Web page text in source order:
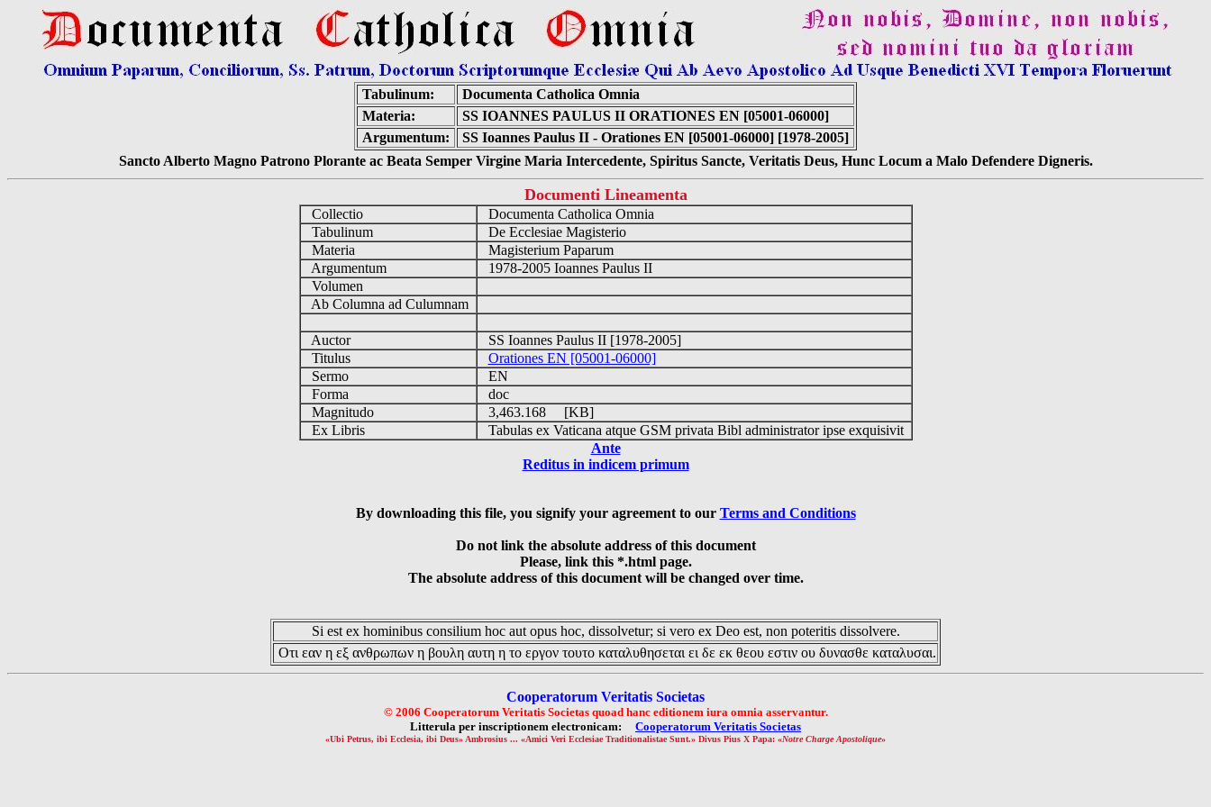
Tabulinum:
Documenta Catholica Omnia
Materia:
SS IOANNES PAULUS II ORATIONES EN [05001-06000]
Argumentum:
SS Ioannes Paulus II - Orationes EN [05001-06000] [1978-2005]
Sancto Alberto Magno Patrono Plorante ac Beata Semper Virgine Maria Intercedente, Spiritus Sancte, Veritatis Deus, Hunc Locum a Malo Defendere Digneris.
Documenti Lineamenta
Collectio
Documenta Catholica Omnia
Tabulinum
De Ecclesiae Magisterio
Materia
Magisterium Paparum
Argumentum
1978-2005 Ioannes Paulus II
Volumen
Ab Columna ad Culumnam
Auctor
SS Ioannes Paulus II [1978-2005]
Titulus
Orationes EN [05001-06000]
Sermo
EN
Forma
doc
Magnitudo
3,463.168 [KB]
Ex Libris
Tabulas ex Vaticana atque GSM privata Bibl administrator ipse exquisivit
Ante
Reditus in indicem primum
By downloading this file, you signify your agreement to our Terms and Conditions
Do not link the absolute address of this document
Please, link this *.html page.
The absolute address of this document will be changed over time.
Si est ex hominibus consilium hoc aut opus hoc, dissolvetur; si vero ex Deo est, non poteritis dissolvere.
Οτι εαν η εξ ανθρωπων η βουλη αυτη η το εργον τουτο καταλυθησεται ει δε εκ θεου εστιν ου δυνασθε καταλυσαι.
Cooperatorum Veritatis Societas
© 2006 Cooperatorum Veritatis Societas quoad hanc editionem iura omnia asservantur.
Litterula per inscriptionem electronicam: Cooperatorum Veritatis Societas
«Ubi Petrus, ibi Ecclesia, ibi Deus» Ambrosius ... «Amici Veri Ecclesiae Traditionalistae Sunt.» Divus Pius X Papa: «Notre Charge Apostolique»